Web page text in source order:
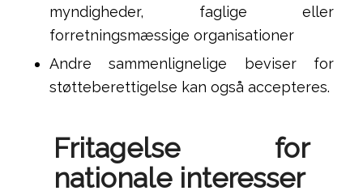
myndigheder, faglige eller
forretningsmæssige organisationer
Andre sammenlignelige beviser for
støtteberettigelse kan også accepteres.
Fritagelse for
nationale interesser